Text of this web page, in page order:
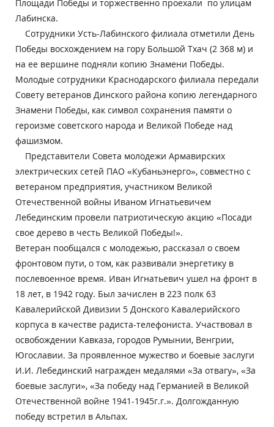
Площади Победы и торжественно проехали по улицам
Лабинска.
Сотрудники Усть-Лабинского филиала отметили День
Победы восхождением на гору Большой Тхач (2 368 м) и
на ее вершине подняли копию Знамени Победы.
Молодые сотрудники Краснодарского филиала передали
Совету ветеранов Динского района копию легендарного
Знамени Победы, как символ сохранения памяти о
героизме советского народа и Великой Победе над
фашизмом.
Представители Совета молодежи Армавирских
электрических сетей ПАО «Кубаньэнерго», совместно с
ветераном предприятия, участником Великой
Отечественной войны Иваном Игнатьевичем
Лебединским провели патриотическую акцию «Посади
свое дерево в честь Великой Победы!».
Ветеран пообщался с молодежью, рассказал о своем
фронтовом пути, о том, как развивали энергетику в
послевоенное время. Иван Игнатьевич ушел на фронт в
18 лет, в 1942 году. Был зачислен в 223 полк 63
Кавалерийской Дивизии 5 Донского Кавалерийского
корпуса в качестве радиста-телефониста. Участвовал в
освобождении Кавказа, городов Румынии, Венгрии,
Югославии. За проявленное мужество и боевые заслуги
И.И. Лебединский награжден медалями «За отвагу», «За
боевые заслуги», «За победу над Германией в Великой
Отечественной войне 1941-1945г.г.». Долгожданную
победу встретил в Альпах.